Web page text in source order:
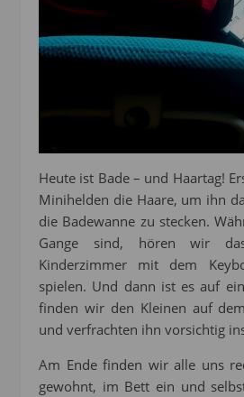
Heute ist Bade – und Haartag!
Minihelden die Haare, um ihn
die Badewanne zu stecken.
Gange sind, hören wir
Kinderzimmer mit dem
spielen. Und dann ist es auf
finden wir den Kleinen auf
und verfrachten ihn vorsichtig
Am Ende finden wir alle uns
gewohnt, im Bett ein und